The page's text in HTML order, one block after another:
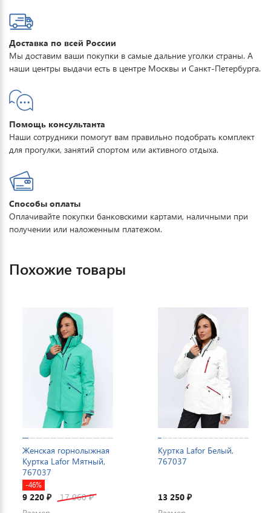
Доставка по всей России
Мы доставим ваши покупки в самые дальние уголки страны. А
наши центры выдачи есть в центре Москвы и Санкт-Петербурга.
Помощь консультанта
Наши сотрудники помогут вам правильно подобрать комплект
для прогулки, занятий спортом или активного отдыха.
Способы оплаты
Оплачивайте покупки банковскими картами, наличными при
получении или наложенным платежом.
Похожие товары
Женская горнолыжная
Куртка Lafor Мятный,
767037
-46%
9 220 ₽ 17 060₽
Куртка Lafor Белый,
767037
13 250 ₽